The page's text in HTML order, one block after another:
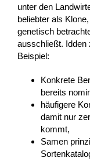
unter den
beliebter als
genetisch
ausschließt. Idden
Beispiel:
Konkrete
bereits
häufigere
damit nur
kommt,
Samen